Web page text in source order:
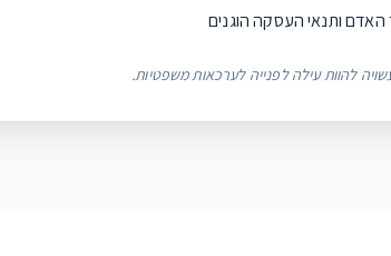
ותנאי העסקה הוגנים
להוות עילה לפנייה לערכאות משפטיות.